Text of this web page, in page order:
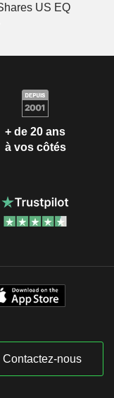
US EQ
+ de 20 ans
à vos côtés
Contactez-nous